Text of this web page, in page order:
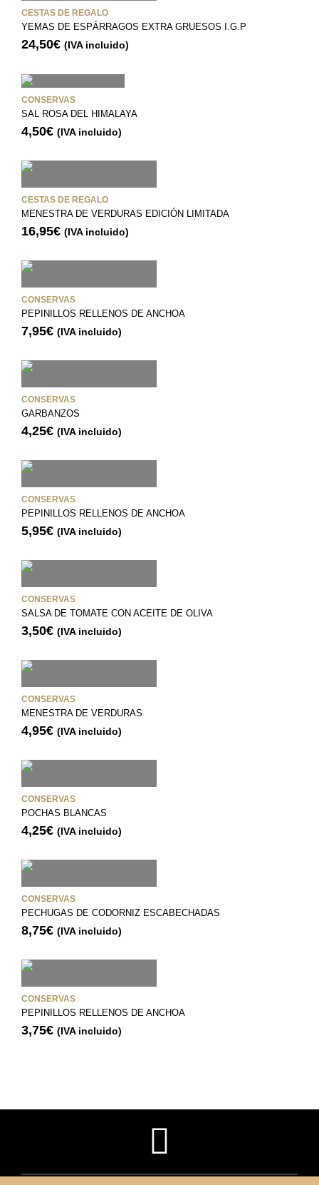
CESTAS DE REGALO
YEMAS DE ESPÁRRAGOS EXTRA GRUESOS I.G.P
24,50€ (IVA incluido)
CONSERVAS
SAL ROSA DEL HIMALAYA
4,50€ (IVA incluido)
CESTAS DE REGALO
MENESTRA DE VERDURAS EDICIÓN LIMITADA
16,95€ (IVA incluido)
CONSERVAS
PEPINILLOS RELLENOS DE ANCHOA
7,95€ (IVA incluido)
CONSERVAS
GARBANZOS
4,25€ (IVA incluido)
CONSERVAS
PEPINILLOS RELLENOS DE ANCHOA
5,95€ (IVA incluido)
CONSERVAS
SALSA DE TOMATE CON ACEITE DE OLIVA
3,50€ (IVA incluido)
CONSERVAS
MENESTRA DE VERDURAS
4,95€ (IVA incluido)
CONSERVAS
POCHAS BLANCAS
4,25€ (IVA incluido)
CONSERVAS
PECHUGAS DE CODORNIZ ESCABECHADAS
8,75€ (IVA incluido)
CONSERVAS
PEPINILLOS RELLENOS DE ANCHOA
3,75€ (IVA incluido)